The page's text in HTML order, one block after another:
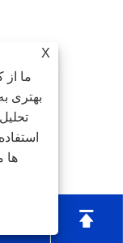

X
ما از
بهتری
ها